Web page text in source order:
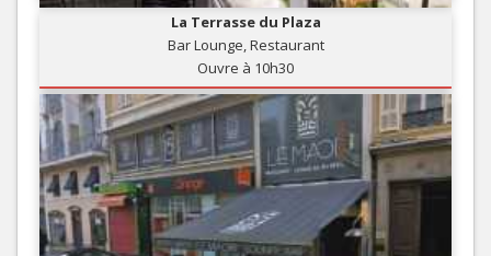
La Terrasse du Plaza
Bar Lounge, Restaurant
Ouvre à 10h30